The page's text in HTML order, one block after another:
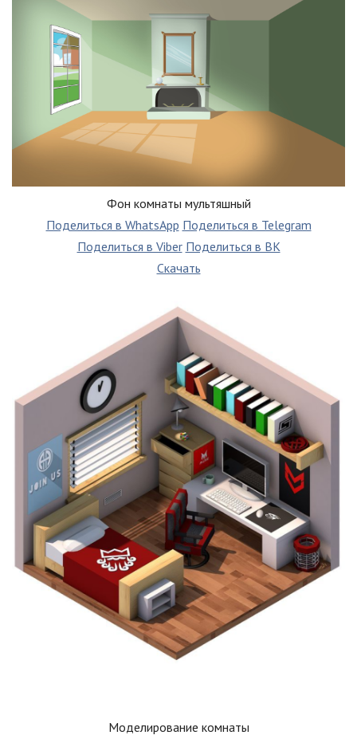
Фон комнаты мультяшный
Поделиться в WhatsApp Поделиться в Telegram
Поделиться в Viber Поделиться в ВК
Скачать
Моделирование комнаты